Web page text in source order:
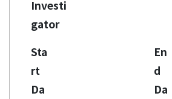
Investi
gator
Sta
rt
Da
En
d
Da